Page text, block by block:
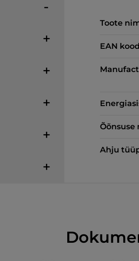
Toote
EAN kood
Õõnsuse
Ahju